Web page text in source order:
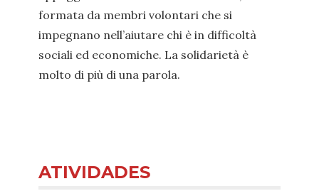
formata da membri volontari che si
impegnano nell’aiutare chi è in difficoltà
sociali ed economiche. La solidarietà è
molto di più di una parola.
ATIVIDADES